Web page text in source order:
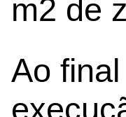
m2 de
Ao